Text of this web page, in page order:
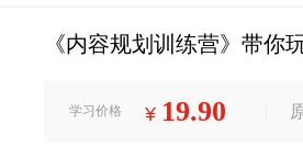
《内容规划训练营》带你
学习价格 ¥ 19.90